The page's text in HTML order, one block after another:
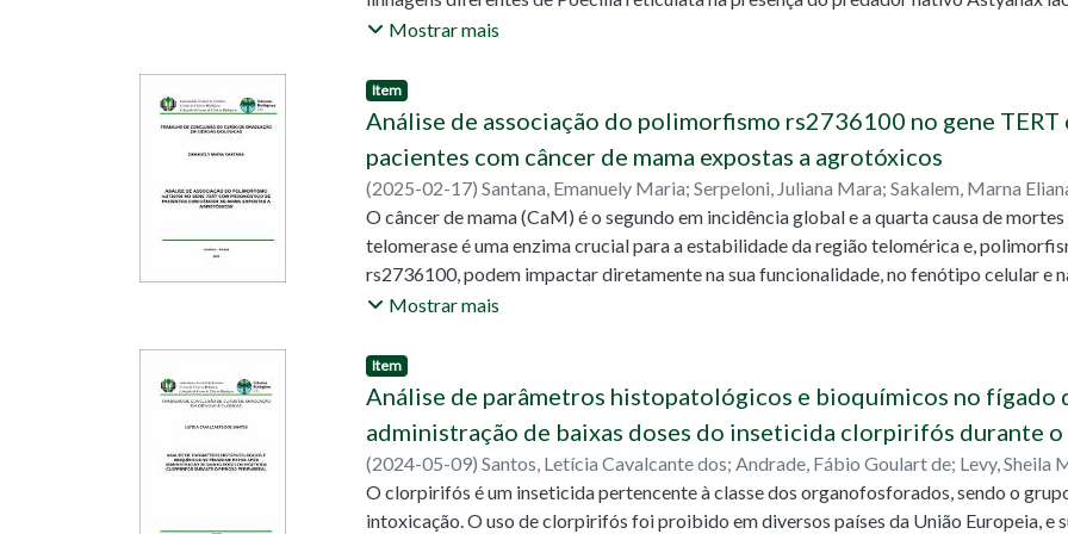
conduzido em aquários, com três réplicas para cada experimento. Um dos
investigar os padrões de coloração F1 desses indivíduos. Os resultados obtidos não
iniciais, uma vez que a espécie nativa exerceu predação sobre a espécie invasora,
um potencial aliado na conservação dos ecossistemas contra o estabelecimento de
Mostrar mais
Item
Análise de associação do polimorfismo rs2736100 no gene
pacientes com câncer de mama expostas a agrotóxicos
(2025-02-17) Santana, Emanuely Maria; Serpeloni, Juliana Mara; Sakalem, Marna
Vacario, Beatriz Geovana Leite
O câncer de mama (CaM) é o segundo em incidência global e a quarta causa de
telomerase é uma enzima crucial para a estabilidade da região telomérica e,
rs2736100, podem impactar diretamente na sua funcionalidade, no fenótipo celular e
trabalho avaliou a relação entre a exposição a agrotóxicos e os fatores prognósticos
foram obtidas de 204 mulheres com CaM no Hospital de Câncer de Francisco Beltrão
técnica de reação em cadeia da polimerase quantitativa. A frequência dos alelos em
0,52 e C=0,48. Cada parâmetro clinicopatológico das pacientes com CaM foi
dominante, recessivo e overdominante. No modelo recessivo (CC + AC vs AA),
homozigoto para o alelo mutado (AA) apresentaram maior risco para desenvolver CaM
(OR= 2,484). Constata-se na literatura que o alelo mutado A diminui a atividade da
Mostrar mais
Item
Análise de parâmetros histopatológicos e bioquímicos no fígado
administração de baixas doses do inseticida clorpirifós durante
(2024-05-09) Santos, Letícia Cavalcante dos; Andrade, Fábio Goulart de; Levy, Sheila
Silva, Lucas Marcelo Meira da
O clorpirifós é um inseticida pertencente à classe dos organofosforados, sendo o
intoxicação. O uso de clorpirifós foi proibido em diversos países da União Europeia, e